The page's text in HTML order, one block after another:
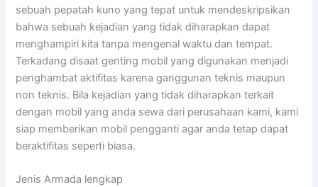
sebuah pepatah kuno yang tepat untuk mendeskripsikan
bahwa sebuah kejadian yang tidak diharapkan dapat
menghampiri kita tanpa mengenal waktu dan tempat.
Terkadang disaat genting mobil yang digunakan menjadi
penghambat aktifitas karena ganggunan teknis maupun
non teknis. Bila kejadian yang tidak diharapkan terkait
dengan mobil yang anda sewa dari perusahaan kami, kami
siap memberikan mobil pengganti agar anda tetap dapat
beraktifitas seperti biasa.
Jenis Armada lengkap